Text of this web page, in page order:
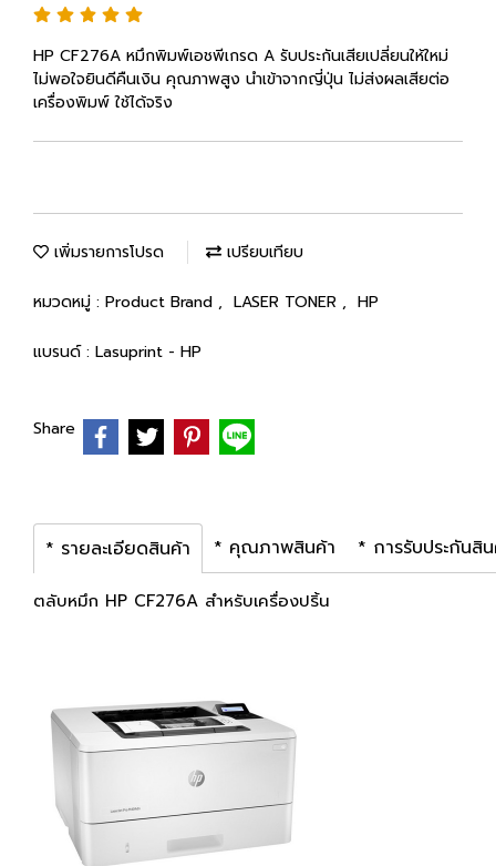
HP CF276A หมึกพิมพ์เอชพีเกรด A รับประกันเสียเปลี่ยนให้ใหม่
ไม่พอใจยินดีคืนเงิน คุณภาพสูง นำเข้าจากญี่ปุ่น ไม่ส่งผลเสียต่อ
เครื่องพิมพ์ ใช้ได้จริง
เพิ่มรายการโปรด เปรียบเทียบ
หมวดหมู่ : Product Brand , LASER TONER , HP
แบรนด์ : Lasuprint - HP
Share
* รายละเอียดสินค้า * คุณภาพสินค้า * การรับประกันสิ
ตลับหมึก HP CF276A สำหรับเครื่องปริ้น